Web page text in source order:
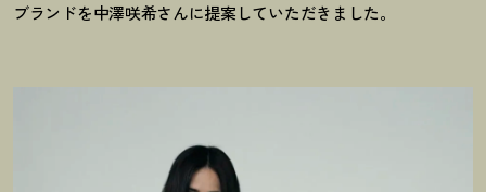
ブランドを中澤咲希さんに提案していただきました。